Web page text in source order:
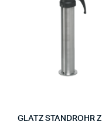
GLATZ STANDROHR Z